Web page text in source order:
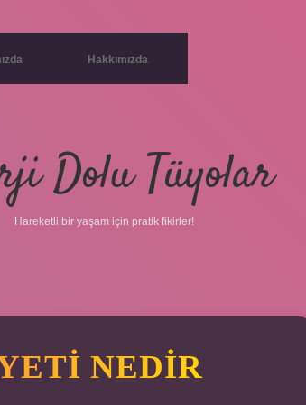
Hakkımızda
Dolu Tüyolar
Hareketli bir yaşam için pratik fikirler!
NEDIR